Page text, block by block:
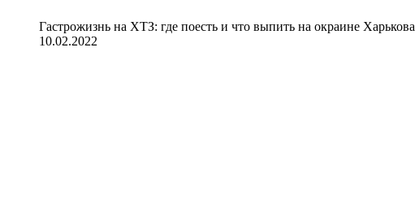
Гастрожизнь на ХТЗ: где поесть и что выпить на окраине Харькова
10.02.2022